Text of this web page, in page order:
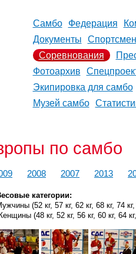
Самбо Федерация
Документы
Соревнования
Фотоархив
Экипировка для самбо
Музей самбо
по самбо
2008 2007 2013
категории:
(52 кг, 57 кг, 62 кг, 68 кг, 74
(48 кг, 52 кг, 56 кг, 60 кг, 64